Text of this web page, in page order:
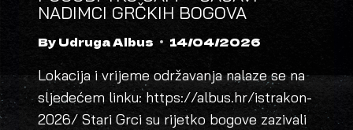
NADIMCI GRČKIH BOGOVA
ByUdruga Albus 14/04/2026
Lokacija i vrijeme održavanja nalaze se na
sljedećem linku: https://albus.hr/istrakon-
2026/ Stari Grci su rijetko bogove zazivali